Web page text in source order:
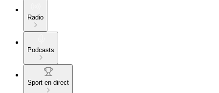
Radio
Podcasts
Sport en direct